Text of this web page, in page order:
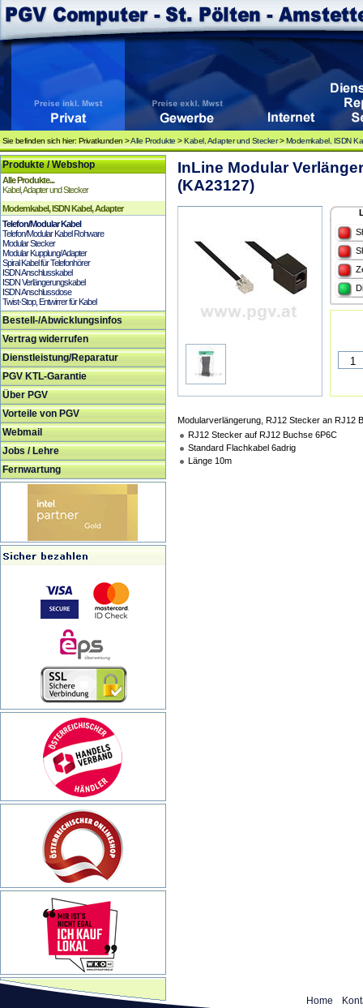
Sie befinden sich hier: Privatkunden >Alle Produkte >Kabel, Adapter und Stecker>Modemkabel, ISDN
Produkte / Webshop
Alle Produkte...
Kabel, Adapter und Stecker
Modemkabel, ISDN Kabel, Adapter
Telefon/Modular Kabel
Telefon/Modular Kabel Rohware
Modular Stecker
Modular Kupplung/Adapter
Spiral Kabel für Telefonhörer
ISDN Anschlusskabel
ISDN Verlängerungskabel
ISDN Anschlussdose
Twist-Stop, Entwirrer für Kabel
Bestell-/Abwicklungsinfos
Vertrag widerrufen
Dienstleistung/Reparatur
PGV KTL-Garantie
Über PGV
Vorteile von PGV
Webmail
Jobs / Lehre
Fernwartung
InLine Modular
(KA23127)
Modularverlängerung, RJ12 Stecker an RJ12
RJ12 Stecker auf RJ12 Buchse 6P6C
Standard Flachkabel 6adrig
Länge 10m
Home